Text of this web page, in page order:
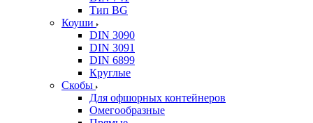
Тип BG
Коуши
DIN 3090
DIN 3091
DIN 6899
Круглые
Скобы
Для офшорных контейнеров
Омегообразные